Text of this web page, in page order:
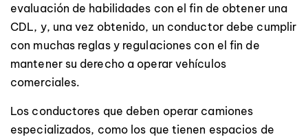
evaluación de habilidades con el fin de obtener una
CDL, y, una vez obtenido, un conductor debe cumplir
con muchas reglas y regulaciones con el fin de
mantener su derecho a operar vehículos
comerciales.
Los conductores que deben operar camiones
especializados, como los que tienen espacios de